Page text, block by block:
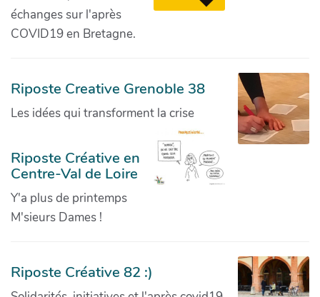
échanges sur l'après
COVID19 en Bretagne.
Riposte Creative Grenoble 38
Les idées qui transforment la crise
Riposte Créative en
Centre-Val de Loire
Y'a plus de printemps
M'sieurs Dames !
Riposte Créative 82 :)